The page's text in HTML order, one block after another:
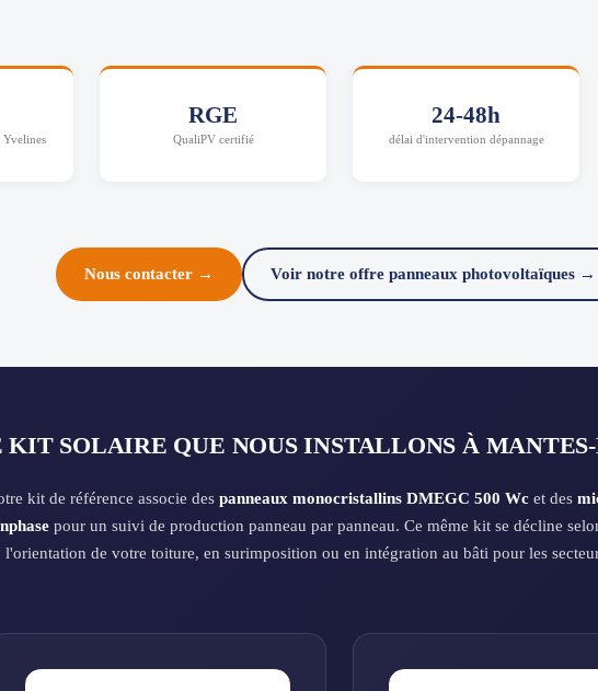
Yvelines
RGE
QualiPV certifié
24-48h
délai d'intervention dépannage
Nous contacter → Voir notre offre panneaux photovoltaïques →
KIT SOLAIRE QUE NOUS INSTALLONS À
kit de référence associe des panneaux monocristallins DMEGC 500 Wcet des
pour un suivi de production panneau par panneau. Ce même kit se décline
l'orientation de votre toiture, en surimposition ou en intégration au bâti pour les